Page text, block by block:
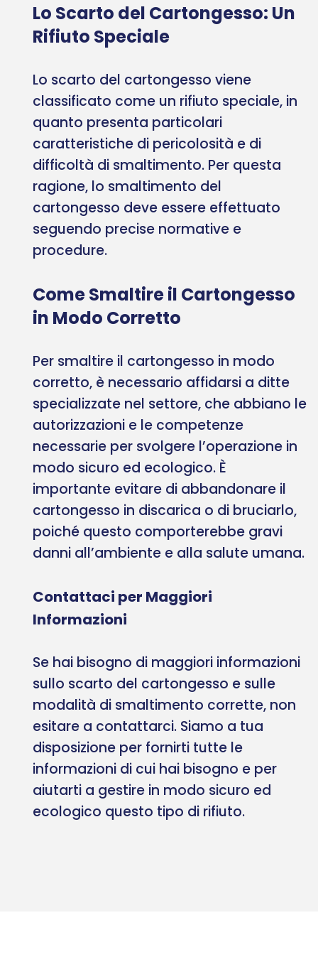
Lo Scarto del Cartongesso: Un
Rifiuto Speciale
Lo scarto del cartongesso viene
classificato come un rifiuto speciale, in
quanto presenta particolari
caratteristiche di pericolosità e di
difficoltà di smaltimento. Per questa
ragione, lo smaltimento del
cartongesso deve essere effettuato
seguendo precise normative e
procedure.
Come Smaltire il Cartongesso
in Modo Corretto
Per smaltire il cartongesso in modo
corretto, è necessario affidarsi a ditte
specializzate nel settore, che abbiano le
autorizzazioni e le competenze
necessarie per svolgere l’operazione in
modo sicuro ed ecologico. È
importante evitare di abbandonare il
cartongesso in discarica o di bruciarlo,
poiché questo comporterebbe gravi
danni all’ambiente e alla salute umana.
Contattaci per Maggiori
Informazioni
Se hai bisogno di maggiori informazioni
sullo scarto del cartongesso e sulle
modalità di smaltimento corrette, non
esitare a contattarci. Siamo a tua
disposizione per fornirti tutte le
informazioni di cui hai bisogno e per
aiutarti a gestire in modo sicuro ed
ecologico questo tipo di rifiuto.